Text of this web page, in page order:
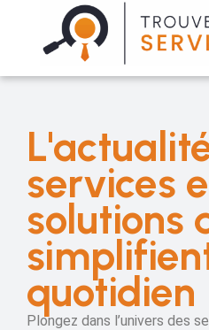
services
solutions
quotidien
Plongez dans l’univers des